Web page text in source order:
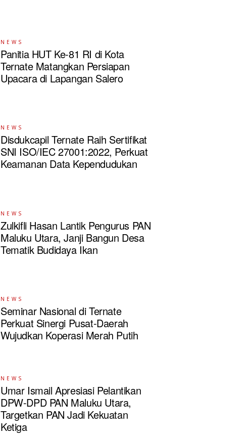
NEWS
Panitia HUT Ke-81 RI di Kota
Ternate Matangkan Persiapan
Upacara di Lapangan Salero
NEWS
Disdukcapil Ternate Raih Sertifikat
SNI ISO/IEC 27001:2022, Perkuat
Keamanan Data Kependudukan
NEWS
Zulkifli Hasan Lantik Pengurus PAN
Maluku Utara, Janji Bangun Desa
Tematik Budidaya Ikan
NEWS
Seminar Nasional di Ternate
Perkuat Sinergi Pusat-Daerah
Wujudkan Koperasi Merah Putih
NEWS
Umar Ismail Apresiasi Pelantikan
DPW-DPD PAN Maluku Utara,
Targetkan PAN Jadi Kekuatan
Ketiga